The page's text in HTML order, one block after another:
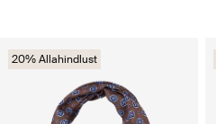
20% Allahindlust